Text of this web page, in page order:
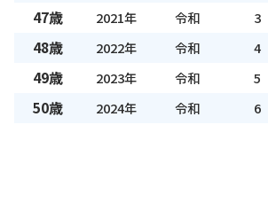
47歳 2021年 令和 3
48歳 2022年 令和 4
49歳 2023年 令和 5
50歳 2024年 令和 6